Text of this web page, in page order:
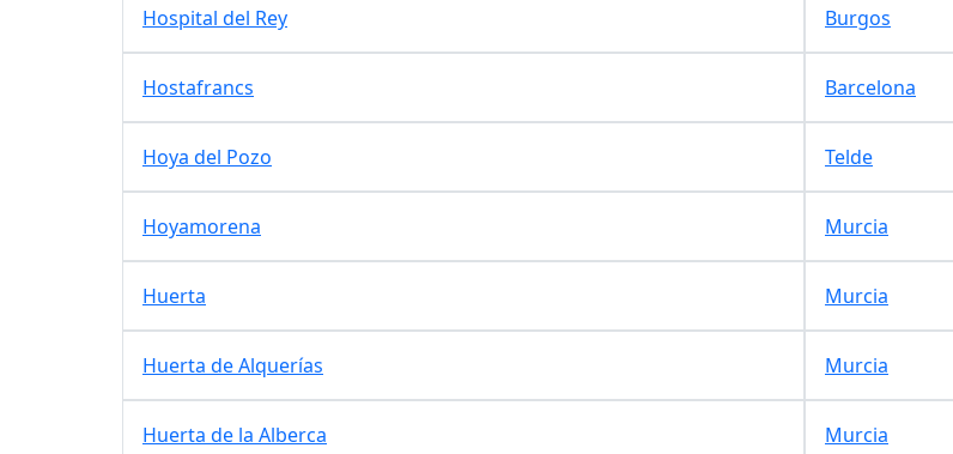
Hospital del Rey Burgos
Hostafrancs Barcelona
Hoya del Pozo Telde
Hoyamorena Murcia
Huerta Murcia
Huerta de Alquerías Murcia
Huerta de la Alberca Murcia